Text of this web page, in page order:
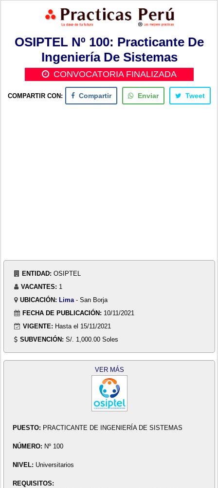
OSIPTEL Nº 100: Practicante De
Ingeniería De Sistemas
CONVOCATORIA FINALIZADA
COMPARTIR CON: Compartir Enviar Tweet
ENTIDAD: OSIPTEL
VACANTES: 1
UBICACIÓN: Lima - San Borja
FECHA DE PUBLICACIÓN: 10/11/2021
VIGENTE: Hasta el 15/11/2021
SUBVENCIÓN: S/. 1,000.00 Soles
VER MÁS
PUESTO: PRACTICANTE DE INGENIERÍA DE SISTEMAS
NÚMERO: Nº 100
NIVEL: Universitarios
REQUISITOS: